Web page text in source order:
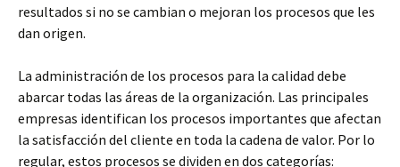
resultados si no se cambian o mejoran los procesos que les
dan origen.
La administración de los procesos para la calidad debe
abarcar todas las áreas de la organización. Las principales
empresas identifican los procesos importantes que afectan
la satisfacción del cliente en toda la cadena de valor. Por lo
regular, estos procesos se dividen en dos categorías: